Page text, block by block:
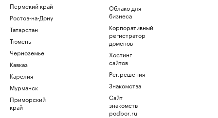
Пермский край
Ростов-на-Дону
Татарстан
Тюмень
Черноземье
Кавказ
Карелия
Мурманск
Приморский
край
Облако для
бизнеса
Корпоративный
регистратор
доменов
Хостинг
сайтов
Рег.решения
Знакомства
Сайт
знакомств
podbor.ru